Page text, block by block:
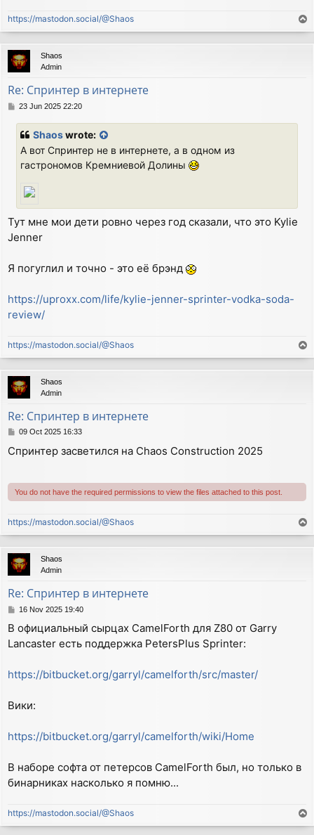
https://mastodon.social/@Shaos
o
p
Shaos
Admin
Re: Спринтер в интернете
P23 Jun 2025 22:20
Shaoswrote:
А вот Спринтер не в интернете, а в одном из
гастрономов Кремниевой Долины
Тут мне мои дети ровно через год сказали, что это Kylie
Jenner
Я погуглил и точно - это её брэнд
https://uproxx.com/life/kylie-jenner-sprinter-vodka-soda-
review/
https://mastodon.social/@Shaos
o
p
Shaos
Admin
Re: Спринтер в интернете
P
s
09 Oct 2025 16:33
Спринтер засветился на Chaos Construction 2025
You do not have the required permissions to view the files attached to this post.
https://mastodon.social/@Shaos
o
p
Shaos
Admin
Re: Спринтер в интернете
P
s
t
16 Nov 2025 19:40
В официальный сырцах CamelForth для Z80 от Garry
Lancaster есть поддержка PetersPlus Sprinter:
https://bitbucket.org/garryl/camelforth/src/master/
Вики:
https://bitbucket.org/garryl/camelforth/wiki/Home
В наборе софта от петерсов CamelForth был, но только в
бинарниках насколько я помню...
https://mastodon.social/@Shaos
o